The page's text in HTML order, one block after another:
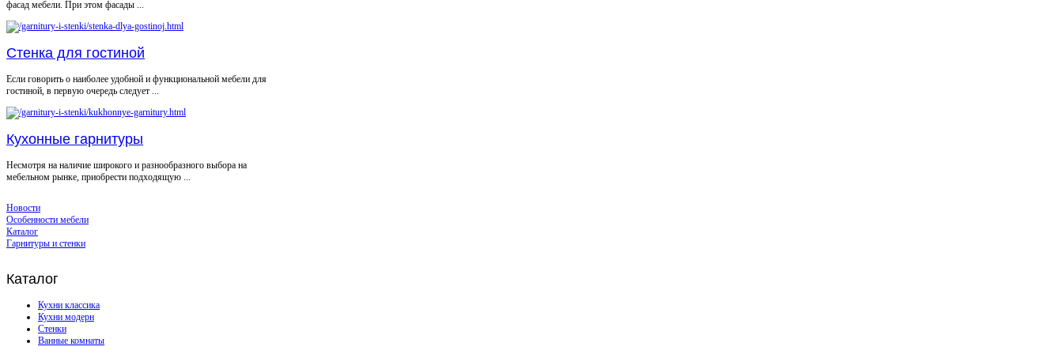
фасад мебели. При этом фасады ...
Стенка для гостиной
Если говорить о наиболее удобной и функциональной мебели для
гостиной, в первую очередь следует ...
Кухонные гарнитуры
Несмотря на наличие широкого и разнообразного выбора на
мебельном рынке, приобрести подходящую ...
Новости
Особенности мебели
Каталог
Гарнитуры и стенки
Каталог
Кухни классика
Кухни модерн
Стенки
Ванные комнаты